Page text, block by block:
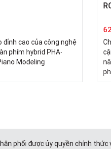
đỉnh cao của công nghệ
phím hybrid PHA-
Modeling
phối được ủy quyền chính